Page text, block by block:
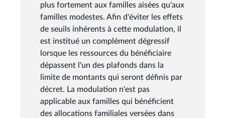
plus fortement aux familles aisées qu'aux
familles modestes. Afin d'éviter les effets
de seuils inhérents à cette modulation, il
est institué un complément dégressif
lorsque les ressources du bénéficiaire
dépassent l'un des plafonds dans la
limite de montants qui seront définis par
décret. La modulation n'est pas
applicable aux familles qui bénéficient
des allocations familiales versées dans